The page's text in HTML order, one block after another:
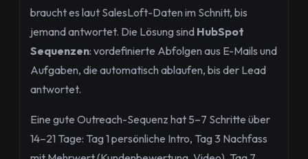
braucht es laut SalesLoft-Daten im Schnitt, bis
jemand antwortet. Die Lösung sind HubSpot
Sequenzen: vordefinierte Abfolgen aus E-Mails und
Aufgaben, die automatisch ablaufen, bis der Lead
antwortet.
Eine gute Outreach-Sequenz hat 5–7 Schritte über
14–21 Tage: Tag 1 persönliche Intro, Tag 3 Nachfass